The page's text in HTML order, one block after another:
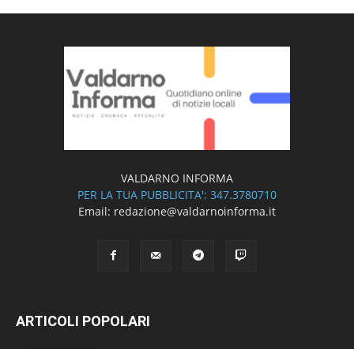
VALDARNO INFORMA
PER LA TUA PUBBLICITA': 347.3780710
Email: redazione@valdarnoinforma.it
ARTICOLI POPOLARI